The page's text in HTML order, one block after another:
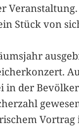
Stück von
der